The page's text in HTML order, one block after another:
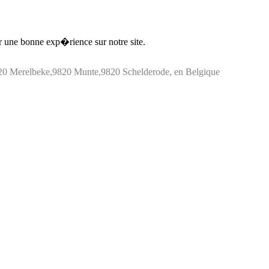
une bonne exp�rience sur notre site.
Merelbeke,9820 Munte,9820 Schelderode, en Belgique